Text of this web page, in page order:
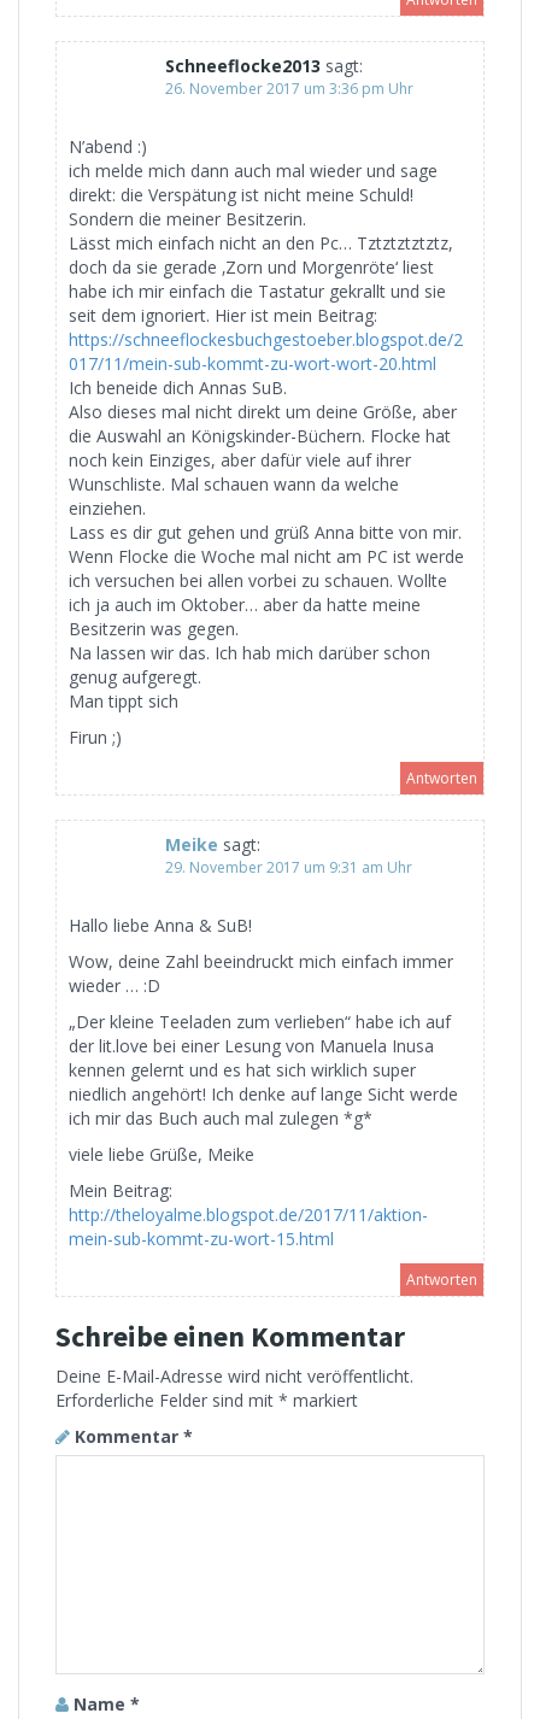
Schneeflocke2013 sagt:
26. November 2017 um 3:36 pm Uhr
N’abend :)
ich melde mich dann auch mal wieder und sage
direkt: die Verspätung ist nicht meine Schuld!
Sondern die meiner Besitzerin.
Lässt mich einfach nicht an den Pc… Tztztztztztz,
doch da sie gerade ‚Zorn und Morgenröte‘ liest
habe ich mir einfach die Tastatur gekrallt und sie
seit dem ignoriert. Hier ist mein Beitrag:
https://schneeflockesbuchgestoeber.blogspot.de/2
017/11/mein-sub-kommt-zu-wort-wort-20.html
Ich beneide dich Annas SuB.
Also dieses mal nicht direkt um deine Größe, aber
die Auswahl an Königskinder-Büchern. Flocke hat
noch kein Einziges, aber dafür viele auf ihrer
Wunschliste. Mal schauen wann da welche
einziehen.
Lass es dir gut gehen und grüß Anna bitte von mir.
Wenn Flocke die Woche mal nicht am PC ist werde
ich versuchen bei allen vorbei zu schauen. Wollte
ich ja auch im Oktober… aber da hatte meine
Besitzerin was gegen.
Na lassen wir das. Ich hab mich darüber schon
genug aufgeregt.
Man tippt sich
Firun ;)
Antworten
Meike sagt:
29. November 2017 um 9:31 am Uhr
Hallo liebe Anna & SuB!
Wow, deine Zahl beeindruckt mich einfach immer
wieder … :D
„Der kleine Teeladen zum verlieben“ habe ich auf
der lit.love bei einer Lesung von Manuela Inusa
kennen gelernt und es hat sich wirklich super
niedlich angehört! Ich denke auf lange Sicht werde
ich mir das Buch auch mal zulegen *g*
viele liebe Grüße, Meike
Mein Beitrag:
http://theloyalme.blogspot.de/2017/11/aktion-
mein-sub-kommt-zu-wort-15.html
Antworten
Schreibe einen Kommentar
Deine E-Mail-Adresse wird nicht veröffentlicht.
Erforderliche Felder sind mit * markiert
Kommentar *
Name *